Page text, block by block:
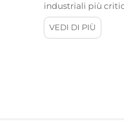
industriali più
costituiscono la
2026,
VEDI DI PIÙ